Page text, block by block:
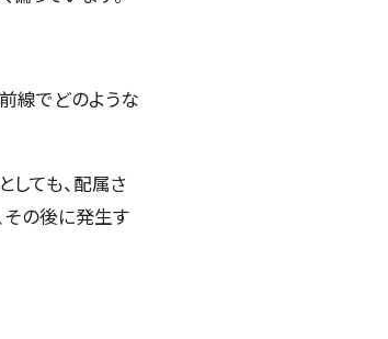
線でどのような
ても、配属さ
その後に発生す